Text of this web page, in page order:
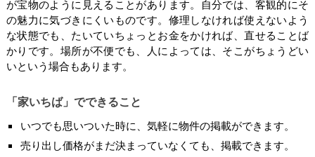
が宝物のように見えることがあります。自分では、客観的にそ
の魅力に気づきにくいものです。修理しなければ使えないよう
な状態でも、たいていちょっとお金をかければ、直せることば
かりです。場所が不便でも、人によっては、そこがちょうどい
いという場合もあります。
「家いちば」でできること
いつでも思いついた時に、気軽に物件の掲載ができます。
売り出し価格がまだ決まっていなくても、掲載できます。